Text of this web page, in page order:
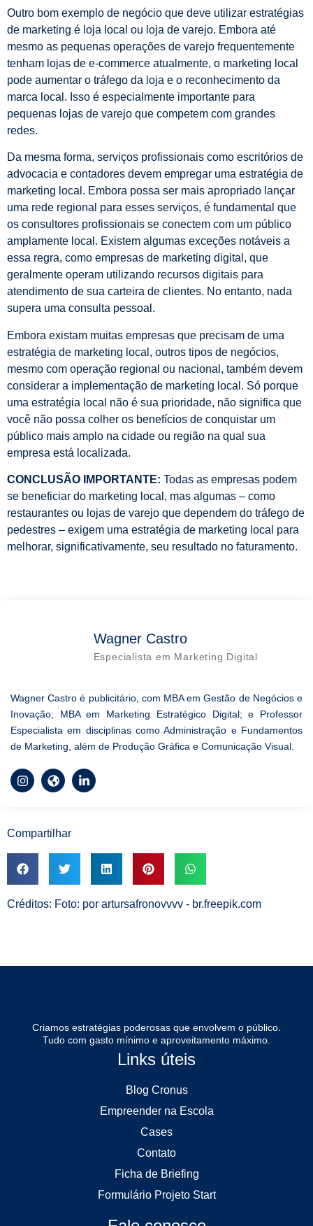
Outro bom exemplo de negócio que deve utilizar estratégias
de marketing é loja local ou loja de varejo. Embora até
mesmo as pequenas operações de varejo frequentemente
tenham lojas de e-commerce atualmente, o marketing local
pode aumentar o tráfego da loja e o reconhecimento da
marca local. Isso é especialmente importante para
pequenas lojas de varejo que competem com grandes
redes.
Da mesma forma, serviços profissionais como escritórios de
advocacia e contadores devem empregar uma estratégia de
marketing local. Embora possa ser mais apropriado lançar
uma rede regional para esses serviços, é fundamental que
os consultores profissionais se conectem com um público
amplamente local. Existem algumas exceções notáveis ​​a
essa regra, como empresas de marketing digital, que
geralmente operam utilizando recursos digitais para
atendimento de sua carteira de clientes. No entanto, nada
supera uma consulta pessoal.
Embora existam muitas empresas que precisam de uma
estratégia de marketing local, outros tipos de negócios,
mesmo com operação regional ou nacional, também devem
considerar a implementação de marketing local. Só porque
uma estratégia local não é sua prioridade, não significa que
você não possa colher os benefícios de conquistar um
público mais amplo na cidade ou região na qual sua
empresa está localizada.
CONCLUSÃO IMPORTANTE: Todas as empresas podem
se beneficiar do marketing local, mas algumas – como
restaurantes ou lojas de varejo que dependem do tráfego de
pedestres – exigem uma estratégia de marketing local para
melhorar, significativamente, seu resultado no faturamento.
Wagner Castro
Especialista em Marketing Digital
Wagner Castro é publicitário, com MBA em Gestão de Negócios e
Inovação; MBA em Marketing Estratégico Digital; e Professor
Especialista em disciplinas como Administração e Fundamentos
de Marketing, além de Produção Gráfica e Comunicação Visual.
Compartilhar
Créditos: Foto: por artursafronovvvv - br.freepik.com
Criamos estratégias poderosas que envolvem o público.
Tudo com gasto mínimo e aproveitamento máximo.
Links úteis
Blog Cronus
Empreender na Escola
Cases
Contato
Ficha de Briefing
Formulário Projeto Start